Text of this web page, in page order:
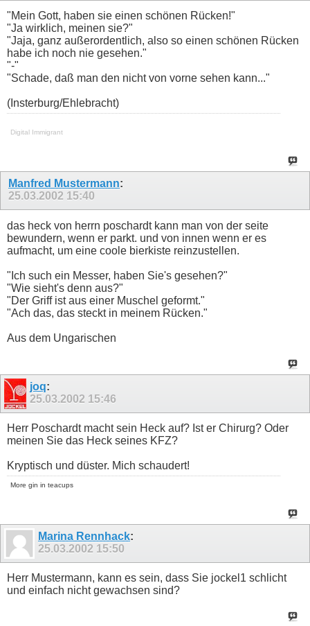
"Mein Gott, haben sie einen schönen Rücken!"
"Ja wirklich, meinen sie?"
"Jaja, ganz außerordentlich, also so einen schönen Rücken
habe ich noch nie gesehen."
"-"
"Schade, daß man den nicht von vorne sehen kann..."
(Insterburg/Ehlebracht)
Digital Immigrant
Manfred Mustermann:
25.03.2002 15:40
das heck von herrn poschardt kann man von der seite
bewundern, wenn er parkt. und von innen wenn er es
aufmacht, um eine coole bierkiste reinzustellen.
"Ich such ein Messer, haben Sie's gesehen?"
"Wie sieht's denn aus?"
"Der Griff ist aus einer Muschel geformt."
"Ach das, das steckt in meinem Rücken."
Aus dem Ungarischen
joq:
25.03.2002 15:46
Herr Poschardt macht sein Heck auf? Ist er Chirurg? Oder
meinen Sie das Heck seines KFZ?
Kryptisch und düster. Mich schaudert!
More gin in teacups
Marina Rennhack:
25.03.2002 15:50
Herr Mustermann, kann es sein, dass Sie jockel1 schlicht
und einfach nicht gewachsen sind?